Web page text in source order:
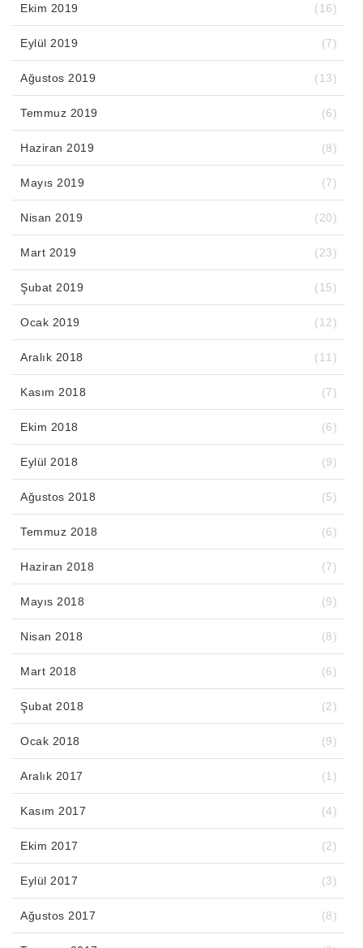
Ekim 2019 (16)
Eylül 2019 (7)
Ağustos 2019 (13)
Temmuz 2019 (6)
Haziran 2019 (8)
Mayıs 2019 (7)
Nisan 2019 (20)
Mart 2019 (23)
Şubat 2019 (15)
Ocak 2019 (12)
Aralık 2018 (11)
Kasım 2018 (7)
Ekim 2018 (6)
Eylül 2018 (9)
Ağustos 2018 (5)
Temmuz 2018 (6)
Haziran 2018 (7)
Mayıs 2018 (9)
Nisan 2018 (8)
Mart 2018 (6)
Şubat 2018 (2)
Ocak 2018 (9)
Aralık 2017 (1)
Kasım 2017 (4)
Ekim 2017 (2)
Eylül 2017 (3)
Ağustos 2017 (8)